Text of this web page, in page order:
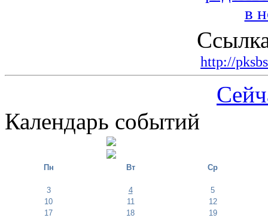
http://
Календарь событий
Пн Вт Ср
3 4
5
10
11
12
17
18
19